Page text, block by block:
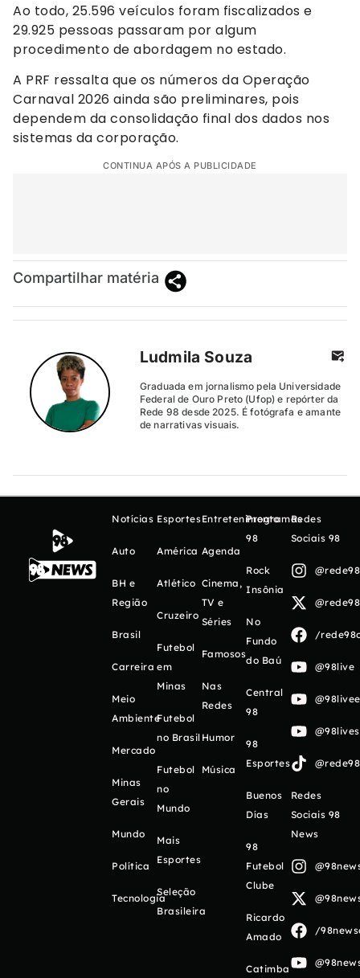
Ao todo, 25.596 veículos foram fiscalizados e
29.925 pessoas passaram por algum
procedimento de abordagem no estado.
A PRF ressalta que os números da Operação
Carnaval 2026 ainda são preliminares, pois
dependem da consolidação final dos dados nos
sistemas da corporação.
CONTINUA APÓS A PUBLICIDADE
Compartilhar matéria
Ludmila Souza
Graduada em jornalismo pela Universidade
Federal de Ouro Preto (Ufop) e repórter da
Rede 98 desde 2025. É fotógrafa e amante
de narrativas visuais.
Notícias
Auto
BH e
Região
Brasil
Carreira
Meio
Ambiente
Mercado
Minas
Gerais
Mundo
Política
Tecnologia
Esportes
América
Atlético
Cruzeiro
Futebol
em
Minas
Futebol
no Brasil
Futebol
no
Mundo
Mais
Esportes
Seleção
Brasileira
Entretenimento
Agenda
Cinema,
TV e
Séries
Famosos
Nas
Redes
Humor
Música
Programas
98
Rock
Insônia
No
Fundo
do Baú
Central
98
98
Esportes
Buenos
Días
98
Futebol
Clube
Ricardo
Amado
Catimba
Redes
Sociais 98
/
@98live
Redes
Sociais 98
News
/